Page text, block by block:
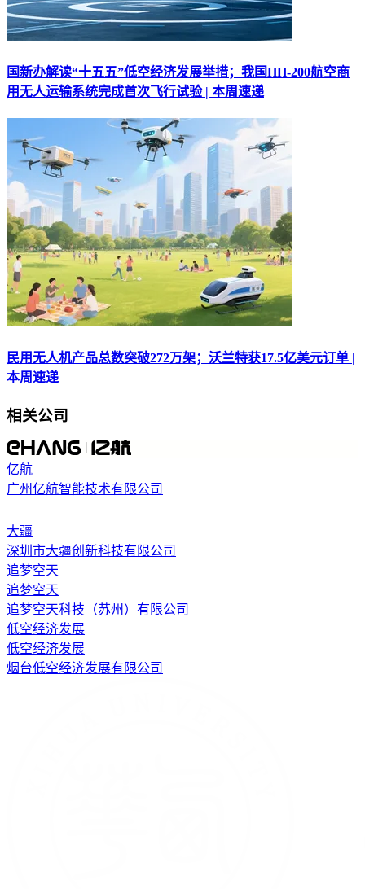
国新办解读“十五五”低空经济发展举措；我国HH-200航空商
用无人运输系统完成首次飞行试验 | 本周速递
民用无人机产品总数突破272万架；沃兰特获17.5亿美元订单 |
本周速递
相关公司
亿航
广州亿航智能技术有限公司
大疆
深圳市大疆创新科技有限公司
追梦空天
追梦空天
追梦空天科技（苏州）有限公司
低空经济发展
低空经济发展
烟台低空经济发展有限公司